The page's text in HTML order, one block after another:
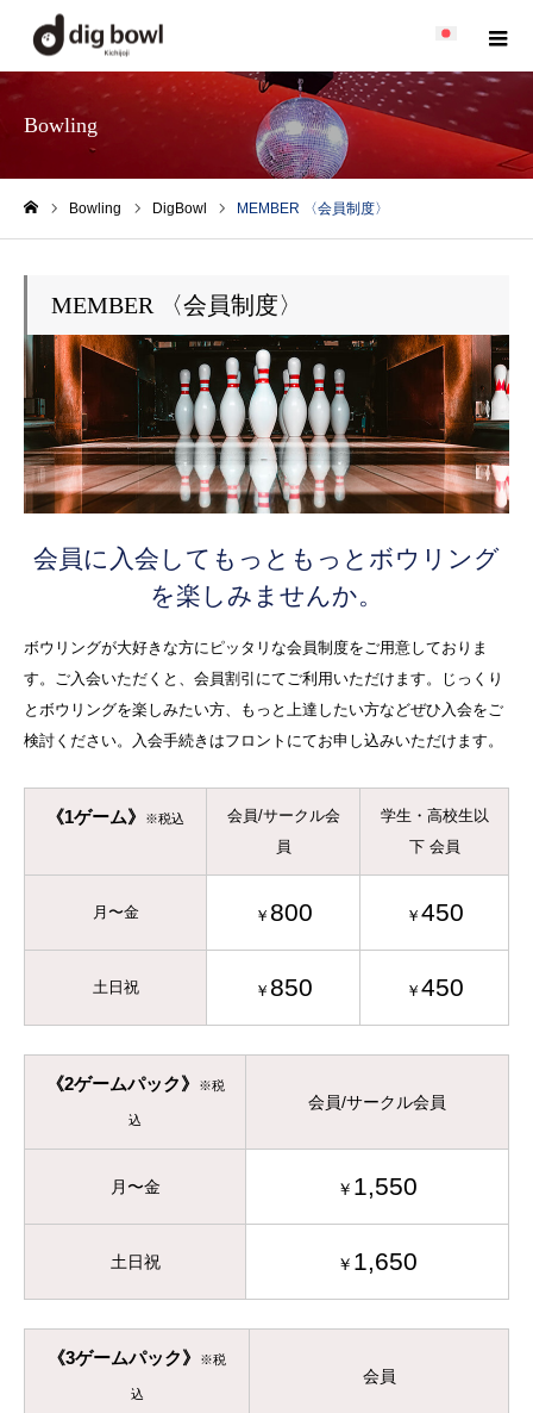
Bowling
Bowling DigBowl MEMBER 〈会員制度〉
MEMBER 〈会員制度〉
会員に入会してもっともっとボウリング
を楽しみませんか。
ボウリングが大好きな方にピッタリな会員制度をご用意しておりま
す。ご入会いただくと、会員割引にてご利用いただけます。じっくり
とボウリングを楽しみたい方、もっと上達したい方などぜひ入会をご
検討ください。入会手続きはフロントにてお申し込みいただけます。
《1ゲーム》 ※税込
会員/サークル会
員
学生・高校生以
下 会員
月〜金 ￥ 800 ￥ 450
土日祝 ￥ 850 ￥ 450
《2ゲームパック》 ※税
込
会員/サークル会員
月〜金 ￥ 1,550
土日祝 ￥ 1,650
《3ゲームパック》 ※税
込
会員